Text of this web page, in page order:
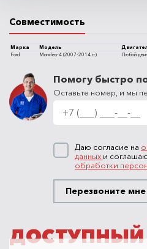
Совместимость
Марка Модель
Ford
Mondeo-4 (2007-2014 гг) Любой
Помогу быстро
Оставьте номер, и мы
Даю согласие на
данных и
обработки
Перезвоните мне
ДОСТУПНЫЙ